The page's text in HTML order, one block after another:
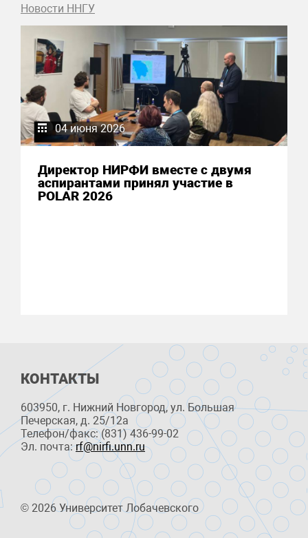
Новости ННГУ
04 июня 2026
Директор НИРФИ вместе с двумя
аспирантами принял участие в
POLAR 2026
КОНТАКТЫ
603950, г. Нижний Новгород, ул. Большая
Печерская, д. 25/12a
Телефон/факс: (831) 436-99-02
Эл. почта:rf@nirfi.unn.ru
© 2026 Университет Лобачевского